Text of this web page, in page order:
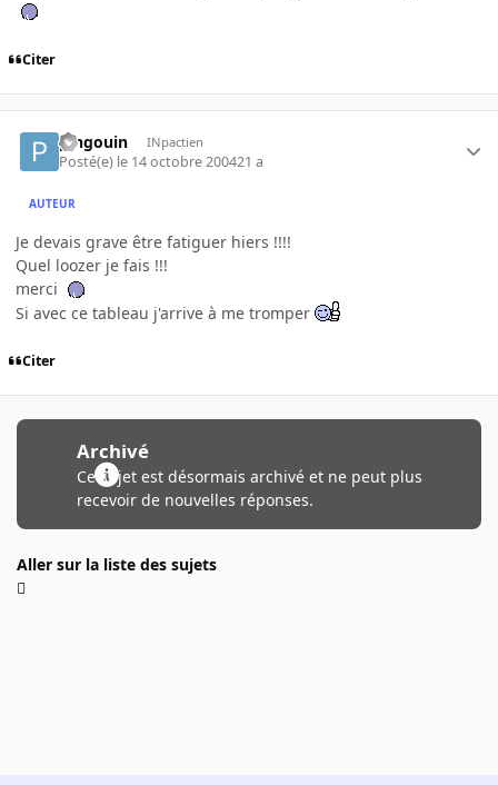
Citer
pingouin INpactien
Posté(e) le 14 octobre 200421 a
AUTEUR
Je devais grave être fatiguer hiers !!!!
Quel loozer je fais !!!
merci
Si avec ce tableau j'arrive à me tromper
Citer
Archivé
Ce sujet est désormais archivé et ne peut plus
recevoir de nouvelles réponses.
Aller sur la liste des sujets